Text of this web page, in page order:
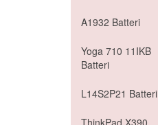
A1932 Batteri
Yoga 710 11IKB
Batteri
L14S2P21 Batteri
ThinkPad X390